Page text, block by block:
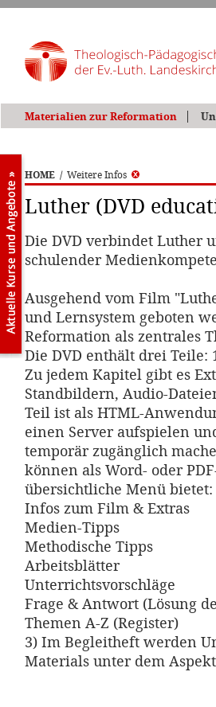
Materialien zur Reformation
HOME / Weitere Infos
Luther (DVD
Die DVD verbindet Luther
schulender
Ausgehend vom Film
und Lernsystem geboten
Reformation als zentrales
Die DVD enthält drei
Zu jedem Kapitel gibt es
Standbildern, Audio-
Teil ist als HTML-
einen Server aufspielen
temporär zugänglich
können als Word- oder
übersichtliche Menü bietet:
Infos zum Film & Extras
Medien-Tipps
Methodische Tipps
Arbeitsblätter
Unterrichtsvorschläge
Frage & Antwort (Lösung
Themen A-Z (Register)
3) Im Begleitheft werden
Materials unter dem